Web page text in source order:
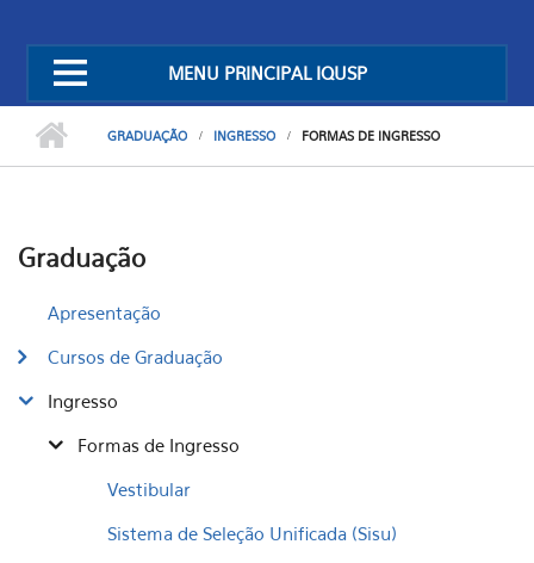
MENU PRINCIPAL IQUSP
GRADUAÇÃO INGRESSO FORMAS DE INGRESSO
Graduação
Apresentação
Cursos de Graduação
Ingresso
Formas de Ingresso
Vestibular
Sistema de Seleção Unificada (Sisu)